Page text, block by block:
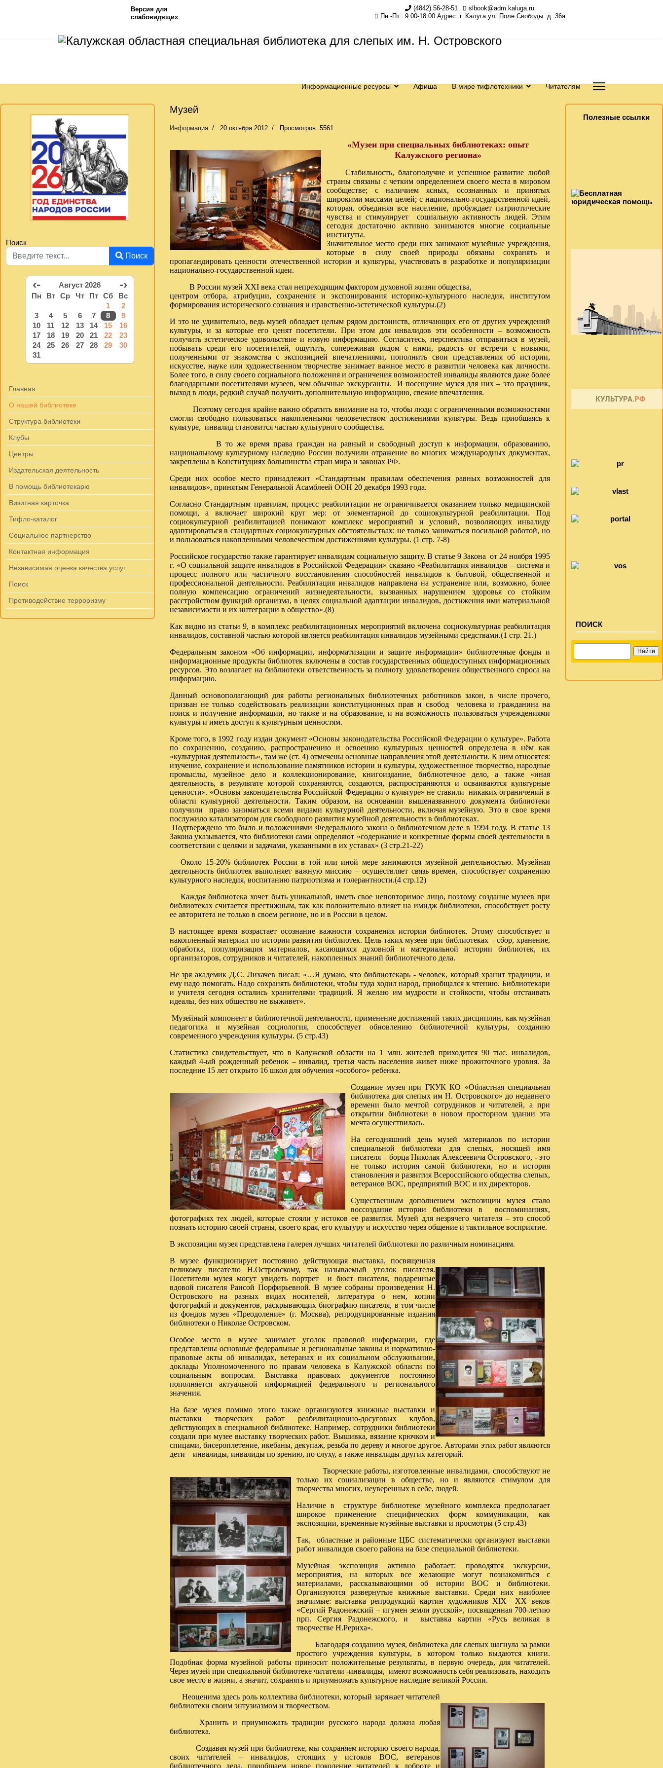
Версия для
слабовидящих
(4842) 56-28-51
slbook@adm.kaluga.ru
Пн.-Пт.: 9.00-18.00 Адрес: г. Калуга ул. Поле Свободы. д. 36а
Информационные ресурсы Афиша В мире тифлотехники Читателям
Поиск
Поиск
‹- Август 2026 -›
Пн Вт Ср Чт Пт Сб
Вс
1
2
3
4 5 6 7 8
9
10
11 12 13 14 15
16
17
18 19 20 21 22
23
24
25 26 27 28 29
30
31
Главная
О нашей библиотеке
Структура библиотеки
Клубы
Центры
Издательская деятельность
В помощь библиотекарю
Визитная карточка
Тифло-каталог
Социальное партнерство
Контактная информация
Независимая оценка качества услуг
Поиск
Противодействие терроризму
Музей
Информация 20 октября 2012 Просмотров: 5561
«Музеи при специальных библиотеках: опыт
Калужского региона»
Стабильность, благополучие и успешное развитие любой
страны связаны с четким определением своего места в мировом
сообществе; с наличием ясных, осознанных и принятых
широкими массами целей; с национально-государственной идей,
которая, объединяя все население, пробуждает патриотические
чувства и стимулирует социальную активность людей. Этим
сегодня достаточно активно занимаются многие социальные
институты.
Значительное место среди них занимают музейные учреждения,
которые в силу своей природы обязаны сохранять и
пропагандировать ценности отечественной истории и культуры, участвовать в разработке и популяризации
национально-государственной идеи.
В России музей XXI века стал непреходящим фактором духовной жизни общества,
центром отбора, атрибуции, сохранения и экспонирования историко-культурного наследия, институтом
формирования исторического сознания и нравственно-эстетической культуры.(2)
И это не удивительно, ведь музей обладает целым рядом достоинств, отличающих его от других учреждений
культуры, и за которые его ценят посетители. При этом для инвалидов эти особенности – возможность
получить эстетическое удовольствие и новую информацию. Согласитесь, перспектива отправиться в музей,
побывать среди его посетителей, ощутить, сопереживая рядом с ними, радость от встречи с новыми,
полученными от знакомства с экспозицией впечатлениями, пополнить свои представления об истории,
искусстве, науке или художественном творчестве занимает важное место в развитии человека как личности.
Более того, в силу своего социального положения и ограничения возможностей инвалиды являются даже более
благодарными посетителями музеев, чем обычные экскурсанты. И посещение музея для них – это праздник,
выход в люди, редкий случай получить дополнительную информацию, свежие впечатления.
Поэтому сегодня крайне важно обратить внимание на то, чтобы люди с ограниченными возможностями
смогли свободно пользоваться накопленными человечеством достижениями культуры. Ведь приобщаясь к
культуре, инвалид становится частью культурного сообщества.
В то же время права граждан на равный и свободный доступ к информации, образованию,
национальному культурному наследию России получили отражение во многих международных документах,
закреплены в Конституциях большинства стран мира и законах РФ.
Среди них особое место принадлежит «Стандартным правилам обеспечения равных возможностей для
инвалидов», принятым Генеральной Асамблеей ООН 20 декабря 1993 года.
Согласно Стандартным правилам, процесс реабилитации не ограничивается оказанием только медицинской
помощи, а включает широкий круг мер: от элементарной до социокультурной реабилитации. Под
социокультурной реабилитацией понимают комплекс мероприятий и условий, позволяющих инвалиду
адаптироваться в стандартных социокультурных обстоятельствах: не только заниматься посильной работой, но
и пользоваться накопленными человечеством достижениями культуры. (1 стр. 7-8)
Российское государство также гарантирует инвалидам социальную защиту. В статье 9 Закона от 24 ноября 1995
г. «О социальной защите инвалидов в Российской Федерации» сказано «Реабилитация инвалидов – система и
процесс полного или частичного восстановления способностей инвалидов к бытовой, общественной и
профессиональной деятельности. Реабилитация инвалидов направлена на устранение или, возможно, более
полную компенсацию ограничений жизнедеятельности, вызванных нарушением здоровья со стойким
расстройством функций организма, в целях социальной адаптации инвалидов, достижения ими материальной
независимости и их интеграции в общество».(8)
Как видно из статьи 9, в комплекс реабилитационных мероприятий включена социокультурная реабилитация
инвалидов, составной частью которой является реабилитация инвалидов музейными средствами.(1 стр. 21.)
Федеральным законом «Об информации, информатизации и защите информации» библиотечные фонды и
информационные продукты библиотек включены в состав государственных общедоступных информационных
ресурсов. Это возлагает на библиотеки ответственность за полноту удовлетворения общественного спроса на
информацию.
Данный основополагающий для работы региональных библиотечных работников закон, в числе прочего,
призван не только содействовать реализации конституционных прав и свобод человека и гражданина на
поиск и получение информации, но также и на образование, и на возможность пользоваться учреждениями
культуры и иметь доступ к культурным ценностям.
Кроме того, в 1992 году издан документ «Основы законодательства Российской Федерации о культуре». Работа
по сохранению, созданию, распространению и освоению культурных ценностей определена в нём как
«культурная деятельность», там же (ст. 4) отмечены основные направления этой деятельности. К ним относятся:
изучение, сохранение и использование памятников истории и культуры, художественное творчество, народные
промыслы, музейное дело и коллекционирование, книгоиздание, библиотечное дело, а также «иная
деятельность, в результате которой сохраняются, создаются, распространяются и осваиваются культурные
ценности». «Основы законодательства Российской Федерации о культуре» не ставили никаких ограничений в
области культурной деятельности. Таким образом, на основании вышеназванного документа библиотеки
получили право заниматься всеми видами культурной деятельности, включая музейную. Это в свое время
послужило катализатором для свободного развития музейной деятельности в библиотеках.
Подтверждено это было и положениями Федерального закона о библиотечном деле в 1994 году. В статье 13
Закона указывается, что библиотеки сами определяют «содержание и конкретные формы своей деятельности в
соответствии с целями и задачами, указанными в их уставах» (3 стр.21-22)
Около 15-20% библиотек России в той или иной мере занимаются музейной деятельностью. Музейная
деятельность библиотек выполняет важную миссию – осуществляет связь времен, способствует сохранению
культурного наследия, воспитанию патриотизма и толерантности.(4 стр.12)
Каждая библиотека хочет быть уникальной, иметь свое неповторимое лицо, поэтому создание музеев при
библиотеках считается престижным, так как положительно влияет на имидж библиотеки, способствует росту
ее авторитета не только в своем регионе, но и в России в целом.
В настоящее время возрастает осознание важности сохранения истории библиотек. Этому способствует и
накопленный материал по истории развития библиотек. Цель таких музеев при библиотеках – сбор, хранение,
обработка, популяризация материалов, касающихся духовной и материальной истории библиотек, их
организаторов, сотрудников и читателей, накопленных знаний библиотечного дела.
Не зря академик Д.С. Лихачев писал: «…Я думаю, что библиотекарь - человек, который хранит традиции, и
ему надо помогать. Надо сохранять библиотеки, чтобы туда ходил народ, приобщался к чтению. Библиотекари
и учителя сегодня остались хранителями традиций. Я желаю им мудрости и стойкости, чтобы отстаивать
идеалы, без них общество не выживет».
Музейный компонент в библиотечной деятельности, применение достижений таких дисциплин, как музейная
педагогика и музейная социология, способствует обновлению библиотечной культуры, созданию
современного учреждения культуры. (5 стр.43)
Статистика свидетельствует, что в Калужской области на 1 млн. жителей приходится 90 тыс. инвалидов,
каждый 4-ый рожденный ребенок – инвалид, третья часть населения живет ниже прожиточного уровня. За
последние 15 лет открыто 16 школ для обучения «особого» ребенка.
Создание музея при ГКУК КО «Областная специальная
библиотека для слепых им Н. Островского» до недавнего
времени было мечтой сотрудников и читателей, а при
открытии библиотеки в новом просторном здании эта
мечта осуществилась.
На сегодняшний день музей материалов по истории
специальной библиотеки для слепых, носящей имя
писателя – борца Николая Алексеевича Островского, - это
не только история самой библиотеки, но и история
становления и развития Всероссийского общества слепых,
ветеранов ВОС, предприятий ВОС и их директоров.
Существенным дополнением экспозиции музея стало
воссоздание истории библиотеки в воспоминаниях,
фотографиях тех людей, которые стояли у истоков ее развития. Музей для незрячего читателя – это способ
познать историю своей страны, своего края, его культуру и искусство через общение и тактильное восприятие.
В экспозиции музея представлена галерея лучших читателей библиотеки по различным номинациям.
В музее функционирует постоянно действующая выставка, посвященная
великому писателю Н.Островскому, так называемый уголок писателя.
Посетители музея могут увидеть портрет и бюст писателя, подаренные
вдовой писателя Раисой Порфирьевной. В музее собраны произведения Н.
Островского на разных видах носителей, литература о нем, копии
фотографий и документов, раскрывающих биографию писателя, в том числе
из фондов музея «Преодоление» (г. Москва), репродуцированные издания
библиотеки о Николае Островском.
Особое место в музее занимает уголок правовой информации, где
представлены основные федеральные и региональные законы и нормативно-
правовые акты об инвалидах, ветеранах и их социальном обслуживании,
доклады Уполномоченного по правам человека в Калужской области по
социальным вопросам. Выставка правовых документов постоянно
пополняется актуальной информацией федерального и регионального
значения.
На базе музея помимо этого также организуются книжные выставки и
выставки творческих работ реабилитационно-досуговых клубов,
действующих в специальной библиотеке. Например, сотрудники библиотеки
создали при музее выставку творческих работ. Вышивка, вязание крючком и
спицами, бисероплетение, икебаны, декупаж, резьба по дереву и многое другое. Авторами этих работ являются
дети – инвалиды, инвалиды по зрению, по слуху, а также инвалиды других категорий.
Творческие работы, изготовленные инвалидами, способствуют не
только их социализации в обществе, но и являются стимулом для
творчества многих, неуверенных в себе, людей.
Наличие в структуре библиотеке музейного комплекса предполагает
широкое применение специфических форм коммуникации, как
экспозиции, временные музейные выставки и просмотры (5 стр.43)
Так, областные и районные ЦБС систематически организуют выставки
работ инвалидов своего района на базе специальной библиотеки.
Музейная экспозиция активно работает: проводятся экскурсии,
мероприятия, на которых все желающие могут познакомиться с
материалами, рассказывающими об истории ВОС и библиотеки.
Организуются развернутые книжные выставки. Среди них наиболее
значимые: выставка репродукций картин художников XIX –XX веков
«Сергий Радонежский – игумен земли русской», посвященная 700-летию
прп. Сергия Радонежского, и выставка картин «Русь великая в
творчестве Н.Рериха».
Благодаря созданию музея, библиотека для слепых шагнула за рамки
простого учреждения культуры, в котором только выдаются книги.
Подобная форма музейной работы приносит положительные результаты, в первую очередь, для читателей.
Через музей при специальной библиотеке читатели -инвалиды, имеют возможность себя реализовать, находить
свое место в жизни, а значит, сохранять и приумножать культурное наследие великой России.
Неоценима здесь роль коллектива библиотеки, который заряжает читателей
библиотеки своим энтузиазмом и творчеством.
Хранить и приумножать традиции русского народа должна любая
библиотека.
Создавая музей при библиотеке, мы сохраняем историю своего народа,
своих читателей – инвалидов, стоящих у истоков ВОС, ветеранов
библиотечного дела, приобщаем новое поколение читателей к доброте и
Полезные ссылки
ПОИСК